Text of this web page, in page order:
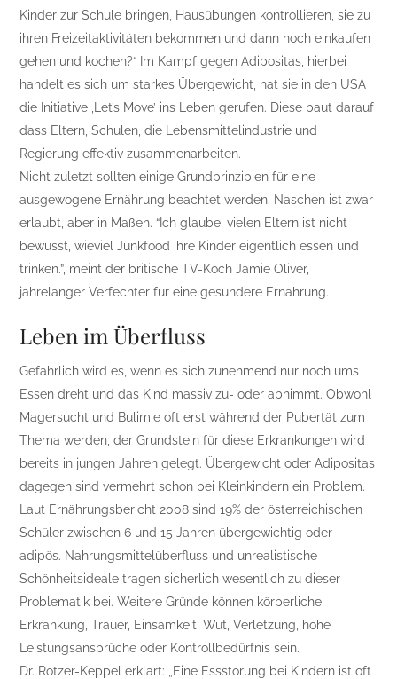
Kinder zur Schule bringen, Hausübungen kontrollieren, sie zu
ihren Freizeitaktivitäten bekommen und dann noch einkaufen
gehen und kochen?“ Im Kampf gegen Adipositas, hierbei
handelt es sich um starkes Übergewicht, hat sie in den USA
die Initiative ‚Let’s Move’ ins Leben gerufen. Diese baut darauf
dass Eltern, Schulen, die Lebensmittelindustrie und
Regierung effektiv zusammenarbeiten.
Nicht zuletzt sollten einige Grundprinzipien für eine
ausgewogene Ernährung beachtet werden. Naschen ist zwar
erlaubt, aber in Maßen. “Ich glaube, vielen Eltern ist nicht
bewusst, wieviel Junkfood ihre Kinder eigentlich essen und
trinken.”, meint der britische TV-Koch Jamie Oliver,
jahrelanger Verfechter für eine gesündere Ernährung.
Leben im Überfluss
Gefährlich wird es, wenn es sich zunehmend nur noch ums
Essen dreht und das Kind massiv zu- oder abnimmt. Obwohl
Magersucht und Bulimie oft erst während der Pubertät zum
Thema werden, der Grundstein für diese Erkrankungen wird
bereits in jungen Jahren gelegt. Übergewicht oder Adipositas
dagegen sind vermehrt schon bei Kleinkindern ein Problem.
Laut Ernährungsbericht 2008 sind 19% der österreichischen
Schüler zwischen 6 und 15 Jahren übergewichtig oder
adipös. Nahrungsmittelüberfluss und unrealistische
Schönheitsideale tragen sicherlich wesentlich zu dieser
Problematik bei. Weitere Gründe können körperliche
Erkrankung, Trauer, Einsamkeit, Wut, Verletzung, hohe
Leistungsansprüche oder Kontrollbedürfnis sein.
Dr. Rötzer-Keppel erklärt: „Eine Essstörung bei Kindern ist oft